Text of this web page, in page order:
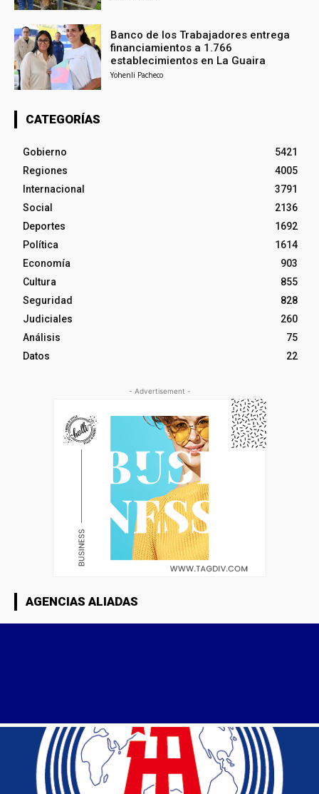
Banco de los Trabajadores entrega
financiamientos a 1.766
establecimientos en La Guaira
Yohenli Pacheco
CATEGORÍAS
Gobierno
5421
Regiones
4005
Internacional
3791
Social
2136
Deportes
1692
Política
1614
Economía
903
Cultura
855
Seguridad
828
Judiciales
260
Análisis
75
Datos
22
- Advertisement -
AGENCIAS ALIADAS